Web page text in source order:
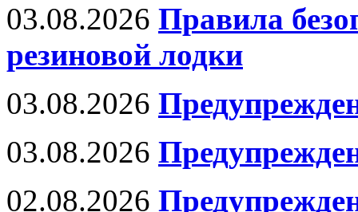
03.08.2026 Правила
резиновой лодки
03.08.2026
03.08.2026
02.08.2026